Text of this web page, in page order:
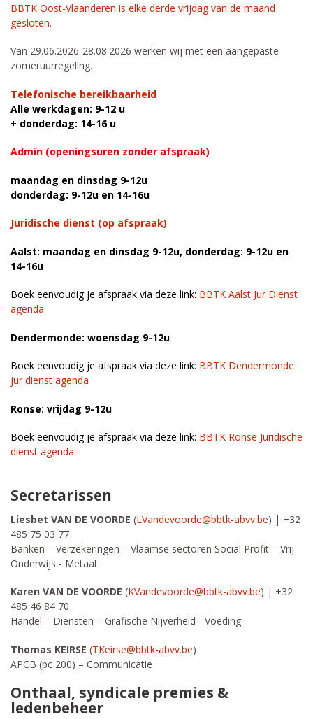
BBTK Oost-Vlaanderen is elke derde vrijdag van de maand
gesloten.
Van 29.06.2026-28.08.2026 werken wij met een aangepaste
zomeruurregeling.
Telefonische bereikbaarheid
Alle werkdagen: 9-12 u
+ donderdag: 14-16 u
Admin (openingsuren zonder afspraak)
maandag en dinsdag 9-12u
donderdag: 9-12u en 14-16u
Juridische dienst (op afspraak)
Aalst: maandag en dinsdag 9-12u, donderdag: 9-12u en
14-16u
Boek eenvoudig je afspraak via deze link: BBTK Aalst Jur Dienst
agenda
Dendermonde: woensdag 9-12u
Boek eenvoudig je afspraak via deze link: BBTK Dendermonde
jur dienst agenda
Ronse: vrijdag 9-12u
Boek eenvoudig je afspraak via deze link: BBTK Ronse Juridische
dienst agenda
Secretarissen
Liesbet VAN DE VOORDE (LVandevoorde@bbtk-abvv.be) | +32
485 75 03 77
Banken – Verzekeringen – Vlaamse sectoren Social Profit – Vrij
Onderwijs - Metaal
Karen VAN DE VOORDE (KVandevoorde@bbtk-abvv.be) | +32
485 46 84 70
Handel – Diensten – Grafische Nijverheid - Voeding
Thomas KEIRSE (TKeirse@bbtk-abvv.be)
APCB (pc 200) – Communicatie
Onthaal, syndicale premies &
ledenbeheer